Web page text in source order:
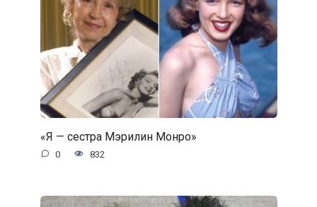
«Я — сестра Мэрилин Монро»
0 832